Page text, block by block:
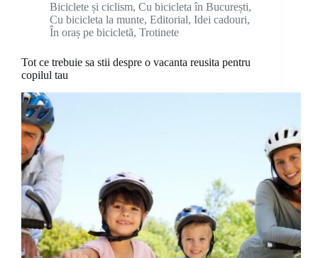
Biciclete și ciclism, Cu bicicleta în București,
Cu bicicleta la munte, Editorial, Idei cadouri,
În oraș pe bicicletă, Trotinete
Tot ce trebuie sa stii despre o vacanta reusita pentru
copilul tau